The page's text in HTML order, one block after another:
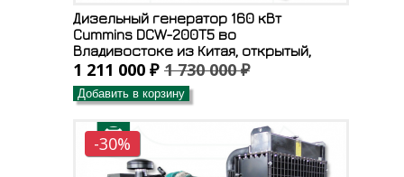
Дизельный генератор 160 кВт
Cummins DCW-200T5 во
Владивостоке из Китая, открытый,
1 211 000 ₽ 1 730 000 ₽
Добавить в корзину
-30%